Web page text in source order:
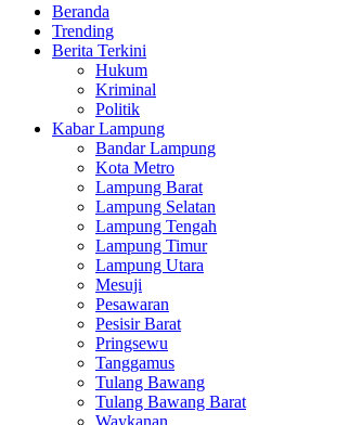
Beranda
Trending
Berita Terkini
Hukum
Kriminal
Politik
Kabar Lampung
Bandar Lampung
Kota Metro
Lampung Barat
Lampung Selatan
Lampung Tengah
Lampung Timur
Lampung Utara
Mesuji
Pesawaran
Pesisir Barat
Pringsewu
Tanggamus
Tulang Bawang
Tulang Bawang Barat
Waykanan